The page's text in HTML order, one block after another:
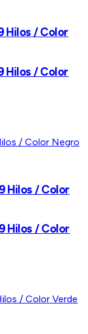
Hilos / Color
Hilos / Color
Hilos / Color
Hilos / Color